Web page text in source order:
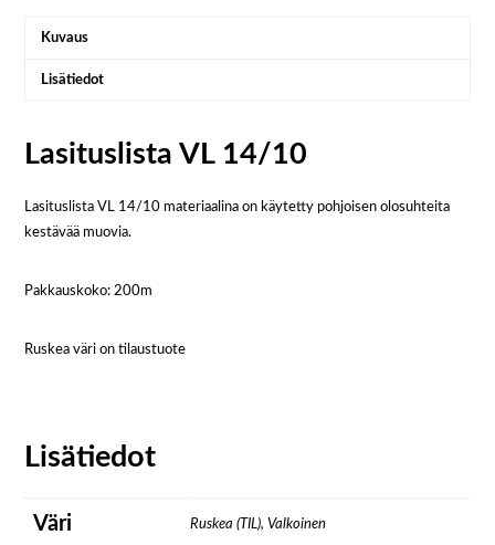
Kuvaus
Lisätiedot
Lasituslista VL 14/10
Lasituslista VL 14/10 materiaalina on käytetty pohjoisen olosuhteita
kestävää muovia.
Pakkauskoko: 200m
Ruskea väri on tilaustuote
Lisätiedot
Väri Ruskea (TIL), Valkoinen